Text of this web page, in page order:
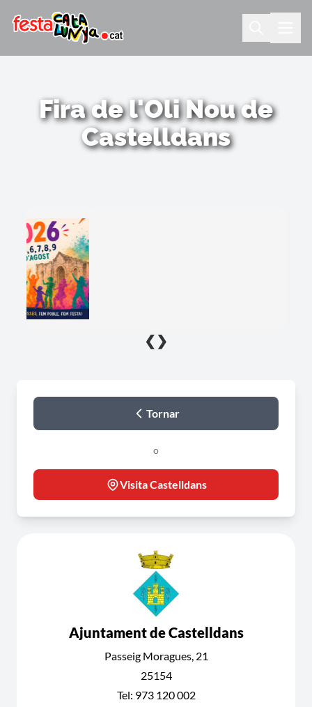
Fira de l'Oli Nou de
Castelldans
❮ ❯
Tornar
o
Visita Castelldans
Ajuntament de Castelldans
Passeig Moragues, 21
25154
Tel: 973 120 002